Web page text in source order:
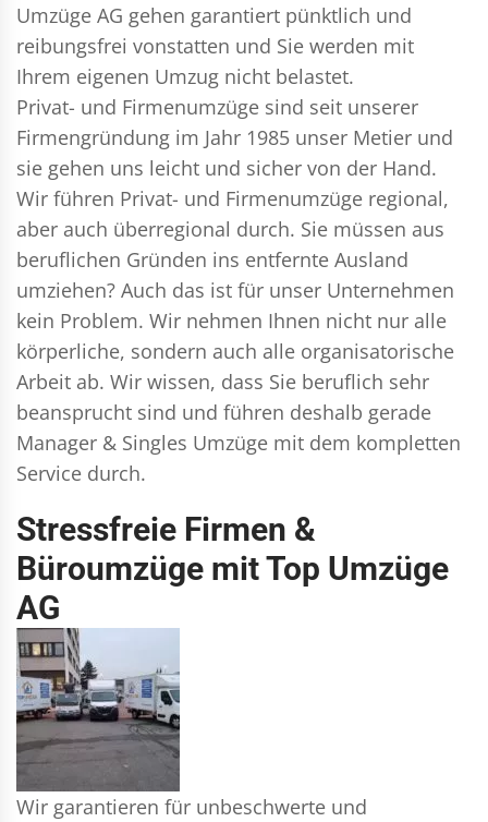
Umzüge AG gehen garantiert pünktlich und
reibungsfrei vonstatten und Sie werden mit
Ihrem eigenen Umzug nicht belastet.
Privat- und Firmenumzüge sind seit unserer
Firmengründung im Jahr 1985 unser Metier und
sie gehen uns leicht und sicher von der Hand.
Wir führen Privat- und Firmenumzüge regional,
aber auch überregional durch. Sie müssen aus
beruflichen Gründen ins entfernte Ausland
umziehen? Auch das ist für unser Unternehmen
kein Problem. Wir nehmen Ihnen nicht nur alle
körperliche, sondern auch alle organisatorische
Arbeit ab. Wir wissen, dass Sie beruflich sehr
beansprucht sind und führen deshalb gerade
Manager & Singles Umzüge mit dem kompletten
Service durch.
Stressfreie Firmen &
Büroumzüge mit Top Umzüge
AG
Wir garantieren für unbeschwerte und